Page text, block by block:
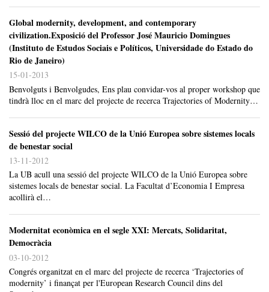
Global modernity, development, and contemporary
civilization.Exposició del Professor José Mauricio Domingues
(Instituto de Estudos Sociais e Políticos, Universidade do Estado do
Rio de Janeiro)
15-01-2013
Benvolguts i Benvolgudes, Ens plau convidar-vos al proper workshop que
tindrà lloc en el marc del projecte de recerca Trajectories of Modernity…
Sessió del projecte WILCO de la Unió Europea sobre sistemes locals
de benestar social
13-11-2012
La UB acull una sessió del projecte WILCO de la Unió Europea sobre
sistemes locals de benestar social. La Facultat d’Economia I Empresa
acollirà el…
Modernitat econòmica en el segle XXI: Mercats, Solidaritat,
Democràcia
03-10-2012
Congrés organitzat en el marc del projecte de recerca ‘Trajectories of
modernity’ i finançat per l'European Research Council dins del